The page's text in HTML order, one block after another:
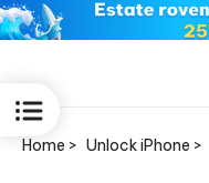
Home > Unlock iPhone >